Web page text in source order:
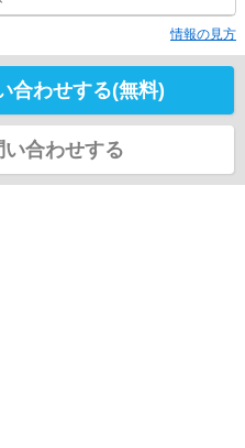
情報の見方
合わせする(無料)
い合わせする